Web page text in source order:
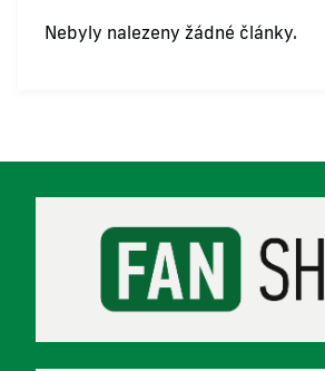
Nebyly nalezeny žádné články.